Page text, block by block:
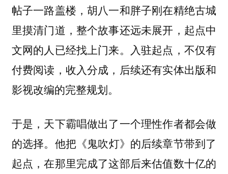
帖子一路盖楼，胡八一和胖子刚在精绝古城
里摸清门道，整个故事还远未展开，起点中
文网的人已经找上门来。入驻起点，不仅有
付费阅读，收入分成，后续还有实体出版和
影视改编的完整规划。
于是，天下霸唱做出了一个理性作者都会做
的选择。 他把《鬼吹灯》的后续章节带到了
起点，在那里完成了这部后来估值数十亿的